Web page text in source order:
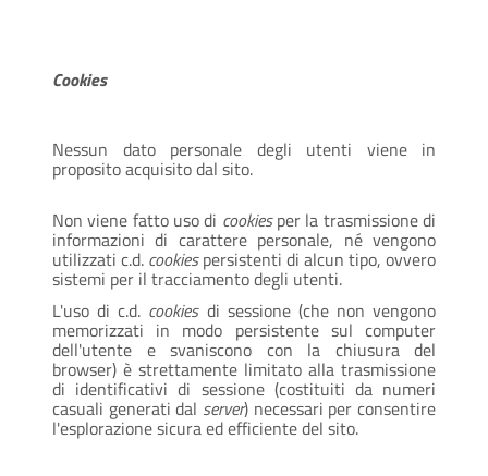
Cookies
Nessun dato personale degli utenti viene in
proposito acquisito dal sito.
Non viene fatto uso di cookiesper la trasmissione di
informazioni di carattere personale, né vengono
utilizzati c.d. cookiespersistenti di alcun tipo, ovvero
sistemi per il tracciamento degli utenti.
L'uso di c.d. cookies di sessione (che non vengono
memorizzati in modo persistente sul computer
dell'utente e svaniscono con la chiusura del
browser) è strettamente limitato alla trasmissione
di identificativi di sessione (costituiti da numeri
casuali generati dal server) necessari per consentire
l'esplorazione sicura ed efficiente del sito.